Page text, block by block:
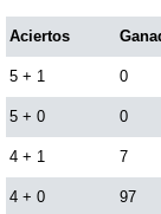
Lotería
Lotería
Lotería
Aciertos
5 + 1 0
5 + 0 0
4 + 1 7
4 + 0 97